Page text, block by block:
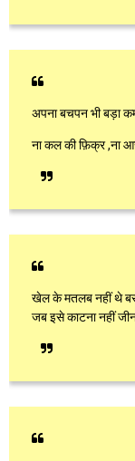
अपना बचपन भी बड़ा
ना कल की फ़िक्र ,ना
खेल के मतलब नहीं थे बस
जब इसे काटना नहीं